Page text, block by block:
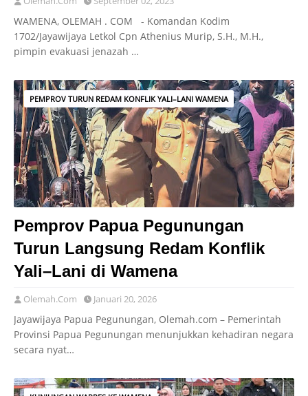
WAMENA, OLEMAH . COM - Komandan Kodim
1702/Jayawijaya Letkol Cpn Athenius Murip, S.H., M.H.,
pimpin evakuasi jenazah …
PEMPROV TURUN REDAM KONFLIK YALI–LANI WAMENA
Pemprov Papua Pegunungan
Turun Langsung Redam Konflik
Yali–Lani di Wamena
Olemah.Com Januari 20, 2026
Jayawijaya Papua Pegunungan, Olemah.com – Pemerintah
Provinsi Papua Pegunungan menunjukkan kehadiran negara
secara nyat…